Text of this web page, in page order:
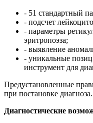
- 51 стандартный
- подсчет
- параметры
эритропоэза;
- выявление
- уникальные
инструмент для
Предустановленные
при постановке диагноза.
Диагностические